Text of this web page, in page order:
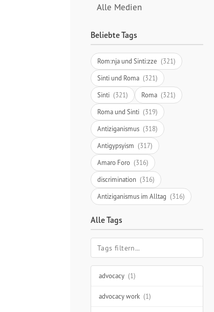
Alle Medien
Beliebte Tags
Rom:nja und Sinti:zze (321)
Sinti und Roma (321)
Sinti (321) Roma (321)
Roma und Sinti (319)
Antiziganismus (318)
Antigypsyism (317)
Amaro Foro (316)
discrimination (316)
Antiziganismus im Alltag (316)
Alle Tags
advocacy (1)
advocacy work (1)